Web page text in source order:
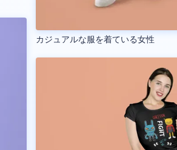
カジュアルな服を着ている女性